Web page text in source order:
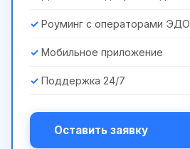
Роуминг с операторами ЭДО
Мобильное приложение
Поддержка 24/7
Оставить заявку